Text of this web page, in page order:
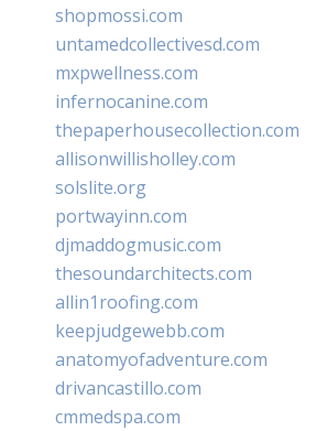
shopmossi.com
untamedcollectivesd.com
mxpwellness.com
infernocanine.com
thepaperhousecollection.com
allisonwillisholley.com
solslite.org
portwayinn.com
djmaddogmusic.com
thesoundarchitects.com
allin1roofing.com
keepjudgewebb.com
anatomyofadventure.com
drivancastillo.com
cmmedspa.com